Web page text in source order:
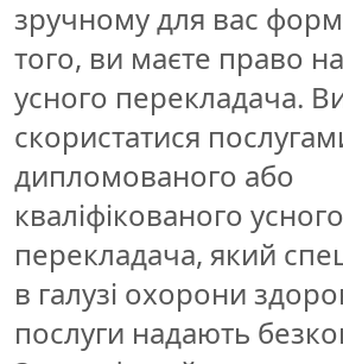
зручному для вас
того, ви маєте право
усного перекладача.
скористатися
дипломованого або
кваліфікованого усного
перекладача, який
в галузі охорони
послуги надають